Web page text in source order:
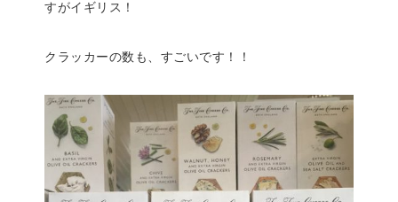
すがイギリス！
クラッカーの数も、すごいです！！